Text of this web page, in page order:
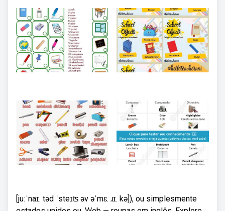
[juːˈnaɪ. təd ˈsteɪʦ əv əˈmɛ. ɹɪ. kə]), ou simplesmente